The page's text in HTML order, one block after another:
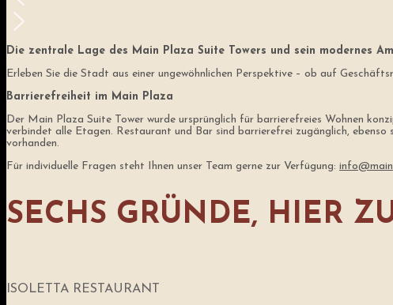
Die zentrale Lage des Main Plaza Suite Towers und sein modernes
Erleben Sie die Stadt aus einer ungewöhnlichen Perspektive – ob auf
Barrierefreiheit im Main Plaza
Der Main Plaza Suite Tower wurde ursprünglich für barrierefreies Wohnen
verbindet alle Etagen. Restaurant und Bar sind barrierefrei zugänglich,
vorhanden.
Für individuelle Fragen steht Ihnen unser Team gerne zur Verfügung:
SECHS GRÜNDE, HIER
ISOLETTA RESTAURANT